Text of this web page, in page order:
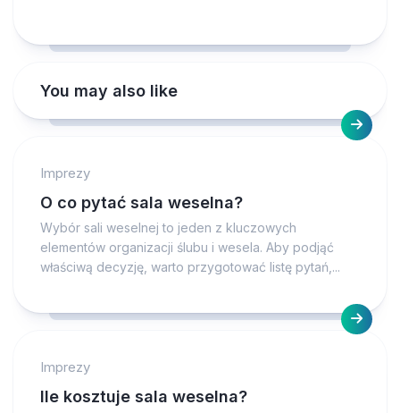
You may also like
Imprezy
O co pytać sala weselna?
Wybór sali weselnej to jeden z kluczowych
elementów organizacji ślubu i wesela. Aby podjąć
właściwą decyzję, warto przygotować listę pytań,...
Imprezy
Ile kosztuje sala weselna?